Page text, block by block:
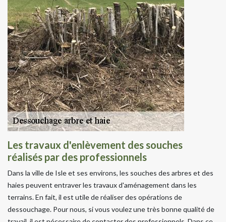
Les travaux d'enlèvement des souches
réalisés par des professionnels
Dans la ville de Isle et ses environs, les souches des arbres et des
haies peuvent entraver les travaux d'aménagement dans les
terrains. En fait, il est utile de réaliser des opérations de
dessouchage. Pour nous, si vous voulez une très bonne qualité de